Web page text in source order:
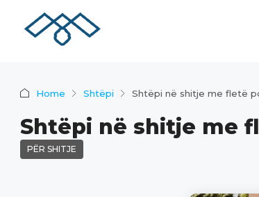
Home Shtëpi Shtëpi në shitje me fletë
Shtëpi në shitje me
PËR SHITJE